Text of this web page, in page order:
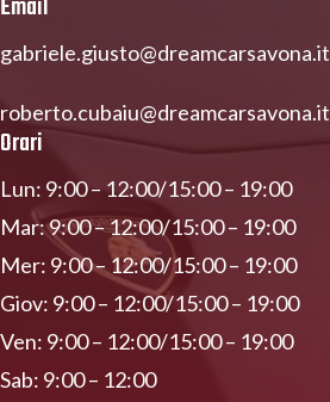
gabriele.giusto@dreamcarsavona.it
roberto.cubaiu@dreamcarsavona.it
Orari
Lun: 9:00 – 12:00/15:00 – 19:00
Mar: 9:00 – 12:00/15:00 – 19:00
Mer: 9:00 – 12:00/15:00 – 19:00
Giov: 9:00 – 12:00/15:00 – 19:00
Ven: 9:00 – 12:00/15:00 – 19:00
Sab: 9:00 – 12:00